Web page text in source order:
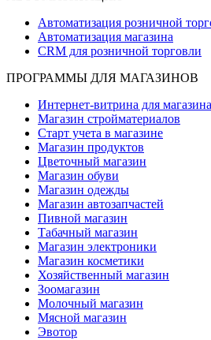
Автоматизация розничной
Автоматизация магазина
CRM для розничной торговли
ПРОГРАММЫ ДЛЯ МАГАЗИНОВ
Интернет-витрина для магазина
Магазин стройматериалов
Старт учета в магазине
Магазин продуктов
Цветочный магазин
Магазин обуви
Магазин одежды
Магазин автозапчастей
Пивной магазин
Табачный магазин
Магазин электроники
Магазин косметики
Хозяйственный магазин
Зоомагазин
Молочный магазин
Мясной магазин
Эвотор